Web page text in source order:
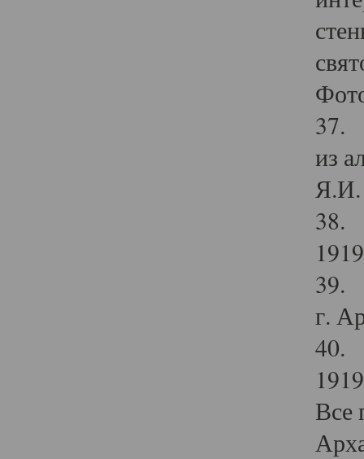
37.
из
Я.И.
38.
39.
г.
40.
Все